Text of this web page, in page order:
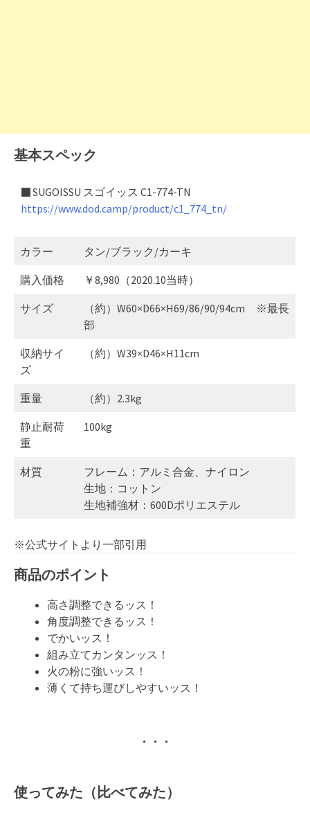
基本スペック
■ SUGOISSU スゴイッス C1-774-TN
https://www.dod.camp/product/c1_774_tn/
カラー タン/ブラック/カーキ
購入価格 ￥8,980（2020.10当時）
サイズ
（約）W60×D66×H69/86/90/94cm ※最長
部
収納サイ
ズ
（約）W39×D46×H11cm
重量 （約）2.3kg
静止耐荷
重
100kg
材質
フレーム：アルミ合金、ナイロン
生地：コットン
生地補強材：600Dポリエステル
※公式サイトより一部引用
商品のポイント
高さ調整できるッス！
角度調整できるッス！
でかいッス！
組み立てカンタンッス！
火の粉に強いッス！
薄くて持ち運びしやすいッス！
・・・
使ってみた（比べてみた）